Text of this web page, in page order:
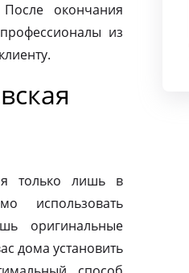
окончания
из
только лишь в
использовать
оригинальные
дома установить